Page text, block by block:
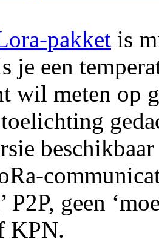
pakket is
je een
wil meten op
P2P, geen
KPN.